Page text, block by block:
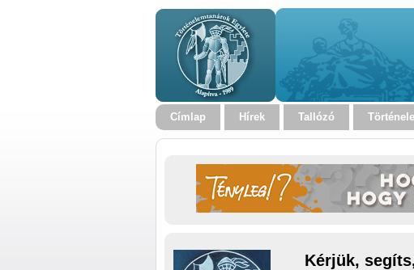
Címlap Hírek Tallózó
Kérjük,